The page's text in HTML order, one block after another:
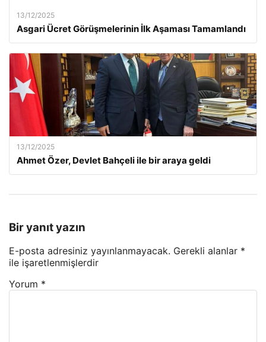
13/12/2025
Asgari Ücret Görüşmelerinin İlk Aşaması Tamamlandı
13/12/2025
Ahmet Özer, Devlet Bahçeli ile bir araya geldi
Bir yanıt yazın
E-posta adresiniz yayınlanmayacak. Gerekli alanlar *
ile işaretlenmişlerdir
Yorum *